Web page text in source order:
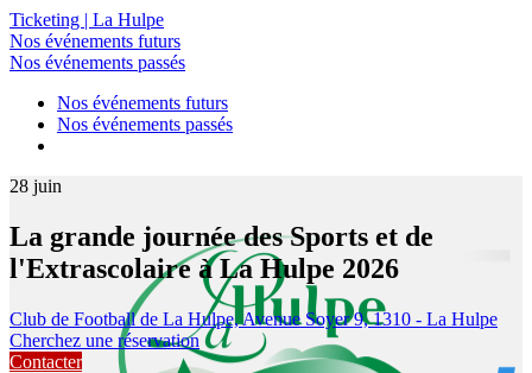
Ticketing | La Hulpe
Nos événements futurs
Nos événements passés
Nos événements futurs
Nos événements passés
28 juin
La grande journée des Sports et de
l'Extrascolaire à La Hulpe 2026
Club de Football de La Hulpe, Avenue Soyer 9, 1310 - La Hulpe
Cherchez une réservation
Contacter